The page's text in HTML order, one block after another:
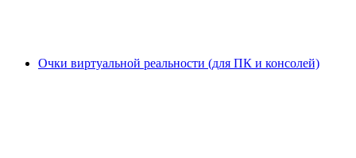
Очки виртуальной реальности (для ПК и консолей)